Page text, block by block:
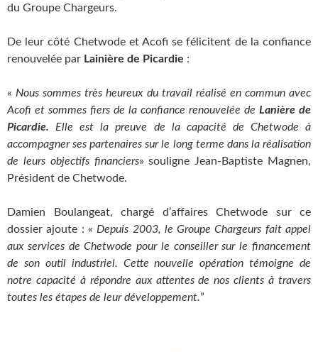
du Groupe Chargeurs.
De leur côté Chetwode et Acofi se félicitent de la confiance
renouvelée par Lainière de Picardie :
« Nous sommes très heureux du travail réalisé en commun avec
Acofi et sommes fiers de la confiance renouvelée de Lanière de
Picardie. Elle est la preuve de la capacité de Chetwode à
accompagner ses partenaires sur le long terme dans la réalisation
de leurs objectifs financiers» souligne Jean-Baptiste Magnen,
Président de Chetwode.
Damien Boulangeat, chargé d’affaires Chetwode sur ce
dossier ajoute : « Depuis 2003, le Groupe Chargeurs fait appel
aux services de Chetwode pour le conseiller sur le financement
de son outil industriel. Cette nouvelle opération témoigne de
notre capacité à répondre aux attentes de nos clients à travers
toutes les étapes de leur développement.”